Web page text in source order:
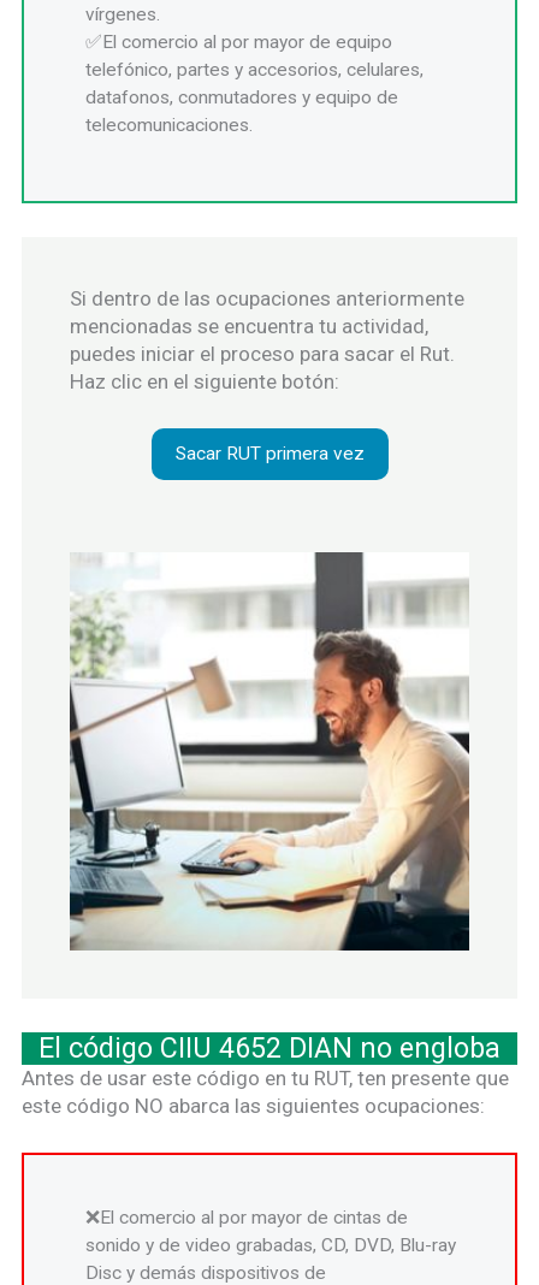
vírgenes.
El comercio al por mayor de equipo
telefónico, partes y accesorios, celulares,
datafonos, conmutadores y equipo de
telecomunicaciones.
Si dentro de las ocupaciones anteriormente
mencionadas se encuentra tu actividad,
puedes iniciar el proceso para sacar el Rut.
Haz clic en el siguiente botón:
Sacar RUT primera vez
El código CIIU 4652 DIAN no engloba
Antes de usar este código en tu RUT, ten presente que
este código NO abarca las siguientes ocupaciones:
El comercio al por mayor de cintas de
sonido y de video grabadas, CD, DVD, Blu-ray
Disc y demás dispositivos de